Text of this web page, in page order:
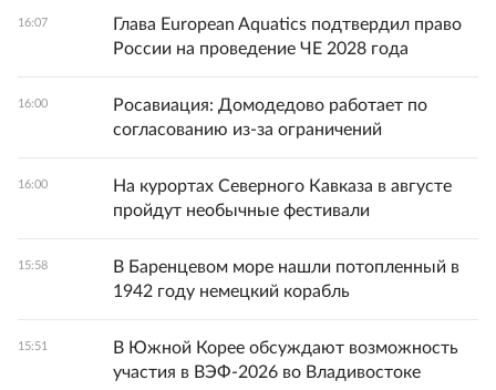
16:07
Глава European Aquatics подтвердил право
России на проведение ЧЕ 2028 года
16:00
Росавиация: Домодедово работает по
согласованию из-за ограничений
16:00
На курортах Северного Кавказа в августе
пройдут необычные фестивали
15:58
В Баренцевом море нашли потопленный в
1942 году немецкий корабль
15:51
В Южной Корее обсуждают возможность
участия в ВЭФ-2026 во Владивостоке